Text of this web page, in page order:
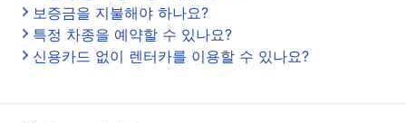
보증금을 지불해야 하나요?
특정 차종을 예약할 수 있나요?
신용카드 없이 렌터카를 이용할 수 있나요?